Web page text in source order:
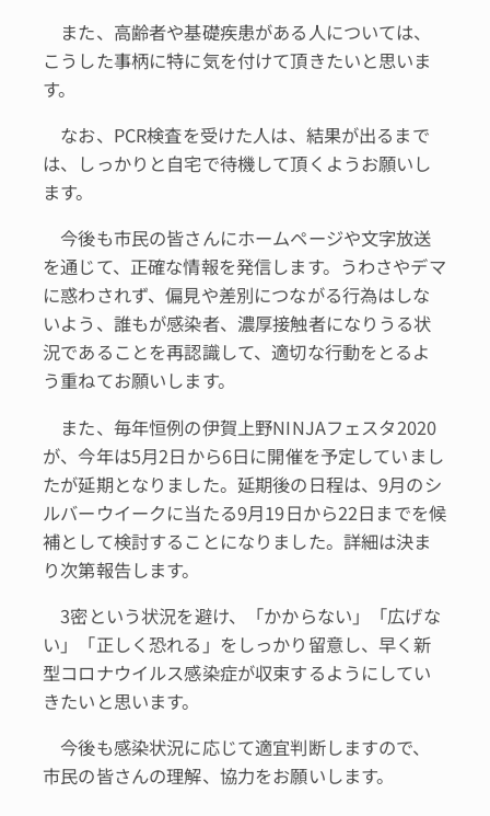
また、高齢者や基礎疾患がある人については、
こうした事柄に特に気を付けて頂きたいと思いま
す。
なお、PCR検査を受けた人は、結果が出るまで
は、しっかりと自宅で待機して頂くようお願いし
ます。
今後も市民の皆さんにホームページや文字放送
を通じて、正確な情報を発信します。うわさやデマ
に惑わされず、偏見や差別につながる行為はしな
いよう、誰もが感染者、濃厚接触者になりうる状
況であることを再認識して、適切な行動をとるよ
う重ねてお願いします。
また、毎年恒例の伊賀上野NINJAフェスタ2020
が、今年は5月2日から6日に開催を予定していまし
たが延期となりました。延期後の日程は、9月のシ
ルバーウイークに当たる9月19日から22日までを候
補として検討することになりました。詳細は決ま
り次第報告します。
3密という状況を避け、「かからない」「広げな
い」「正しく恐れる」をしっかり留意し、早く新
型コロナウイルス感染症が収束するようにしてい
きたいと思います。
今後も感染状況に応じて適宜判断しますので、
市民の皆さんの理解、協力をお願いします。